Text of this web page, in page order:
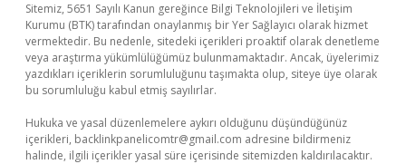
Sitemiz, 5651 Sayılı Kanun gereğince Bilgi Teknolojileri ve İletişim
Kurumu (BTK) tarafından onaylanmış bir Yer Sağlayıcı olarak hizmet
vermektedir. Bu nedenle, sitedeki içerikleri proaktif olarak denetleme
veya araştırma yükümlülüğümüz bulunmamaktadır. Ancak, üyelerimiz
yazdıkları içeriklerin sorumluluğunu taşımakta olup, siteye üye olarak
bu sorumluluğu kabul etmiş sayılırlar.
Hukuka ve yasal düzenlemelere aykırı olduğunu düşündüğünüz
içerikleri, backlinkpanelicomtr@gmail.com adresine bildirmeniz
halinde, ilgili içerikler yasal süre içerisinde sitemizden kaldırılacaktır.